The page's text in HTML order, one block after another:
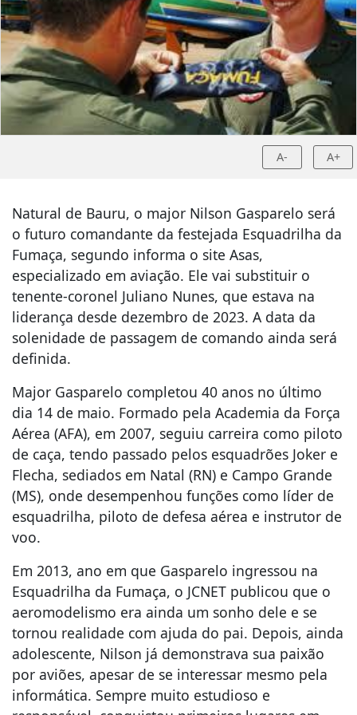
A- A+
Natural de Bauru, o major Nilson Gasparelo será
o futuro comandante da festejada Esquadrilha da
Fumaça, segundo informa o site Asas,
especializado em aviação. Ele vai substituir o
tenente-coronel Juliano Nunes, que estava na
liderança desde dezembro de 2023. A data da
solenidade de passagem de comando ainda será
definida.
Major Gasparelo completou 40 anos no último
dia 14 de maio. Formado pela Academia da Força
Aérea (AFA), em 2007, seguiu carreira como piloto
de caça, tendo passado pelos esquadrões Joker e
Flecha, sediados em Natal (RN) e Campo Grande
(MS), onde desempenhou funções como líder de
esquadrilha, piloto de defesa aérea e instrutor de
voo.
Em 2013, ano em que Gasparelo ingressou na
Esquadrilha da Fumaça, o JCNET publicou que o
aeromodelismo era ainda um sonho dele e se
tornou realidade com ajuda do pai. Depois, ainda
adolescente, Nilson já demonstrava sua paixão
por aviões, apesar de se interessar mesmo pela
informática. Sempre muito estudioso e